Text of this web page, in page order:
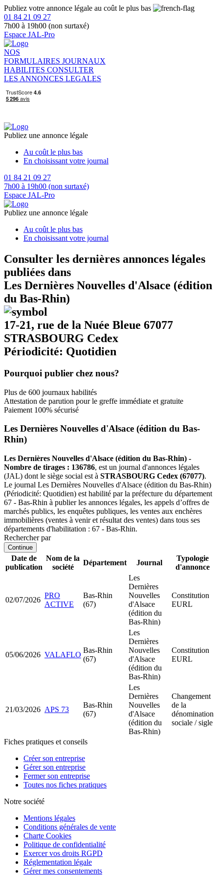
Publiez votre annonce légale au coût le plus bas
01 84 21 09 27
7h00 à 19h00 (non surtaxé)
Espace JAL-Pro
NOS
FORMULAIRES JOURNAUX
HABILITES CONSULTER
LES ANNONCES LEGALES
Publiez une annonce légale
Au coût le plus bas
En choisissant votre journal
01 84 21 09 27
7h00 à 19h00 (non surtaxé)
Espace JAL-Pro
Publiez une annonce légale
Au coût le plus bas
En choisissant votre journal
Consulter les dernières annonces légales
publiées dans
Les Dernières Nouvelles d'Alsace (édition
du Bas-Rhin)
17-21, rue de la Nuée Bleue 67077
STRASBOURG Cedex
Périodicité: Quotidien
Pourquoi publier chez nous?
Plus de 600 journaux habilités
Attestation de parution pour le greffe immédiate et gratuite
Paiement 100% sécurisé
Les Dernières Nouvelles d'Alsace (édition du Bas-
Rhin)
Les Dernières Nouvelles d'Alsace (édition du Bas-Rhin) -
Nombre de tirages : 136786, est un journal d'annonces légales
(JAL) dont le siège social est à STRASBOURG Cedex (67077).
Le journal Les Dernières Nouvelles d'Alsace (édition du Bas-Rhin)
(Périodicité: Quotidien) est habilité par la préfecture du département
67 - Bas-Rhin à publier les annonces légales, les appels d’offres de
marchés publics, les enquêtes publiques, les ventes aux enchères
immobilières (ventes à venir et résultat des ventes) dans tous ses
départements d'habilitation : 67 - Bas-Rhin.
Rechercher par
Continue
Date de
publication
Nom de la
société
Département Journal
Typologie
d'annonce
02/07/2026
PRO
ACTIVE
Bas-Rhin
(67)
Les
Dernières
Nouvelles
d'Alsace
(édition du
Bas-Rhin)
Constitution
EURL
05/06/2026 VALAFLO
Bas-Rhin
(67)
Les
Dernières
Nouvelles
d'Alsace
(édition du
Bas-Rhin)
Constitution
EURL
21/03/2026 APS 73
Bas-Rhin
(67)
Les
Dernières
Nouvelles
d'Alsace
(édition du
Bas-Rhin)
Changement
de la
dénomination
sociale / sigle
Fiches pratiques et conseils
Créer son entreprise
Gérer son entreprise
Fermer son entreprise
Toutes nos fiches pratiques
Notre société
Mentions légales
Conditions générales de vente
Charte Cookies
Politique de confidentialité
Exercer vos droits RGPD
Réglementation légale
Gérer mes consentements